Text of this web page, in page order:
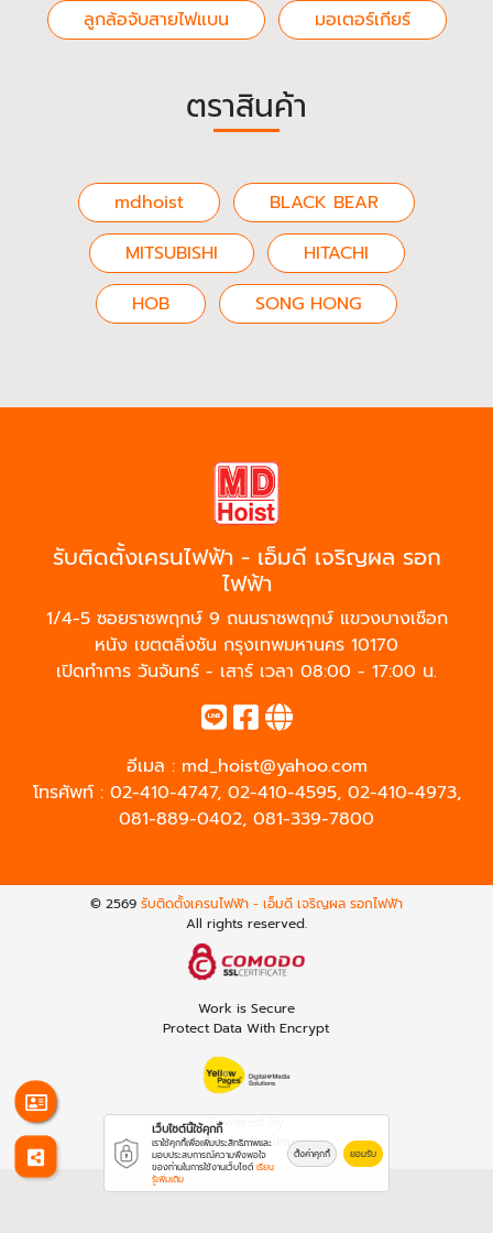
ลูกล้อจับสายไฟแบน
มอเตอร์เกียร์
ตราสินค้า
mdhoist
BLACK BEAR
MITSUBISHI
HITACHI
HOB
SONG HONG
รับติดตั้งเครนไฟฟ้า - เอ็มดี เจริญผล รอก
ไฟฟ้า
1/4-5 ซอยราชพฤกษ์ 9 ถนนราชพฤกษ์ แขวงบางเชือก
หนัง เขตตลิ่งชัน กรุงเทพมหานคร 10170
เปิดทำการ วันจันทร์ - เสาร์ เวลา 08:00 - 17:00 น.
อีเมล : md_hoist@yahoo.com
โทรศัพท์ : 02-410-4747, 02-410-4595, 02-410-4973,
081-889-0402, 081-339-7800
© 2569 รับติดตั้งเครนไฟฟ้า - เอ็มดี เจริญผล รอกไฟฟ้า
All rights reserved.
Work is Secure
Protect Data With Encrypt
Powered By
Thailand YellowPages
เว็บไซต์นี้ใช้คุกกี้
เราใช้คุกกี้เพื่อเพิ่มประสิทธิภาพและ
มอบประสบการณ์ความพึงพอใจ
ของท่านในการใช้งานเว็บไซต์ เรียน
รู้เพิ่มเติม
ตั้งค่าคุกกี้ ยอมรับ